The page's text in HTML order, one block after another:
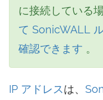
に接続している場
て SonicWALL
確認できます 。
IP アドレスは、